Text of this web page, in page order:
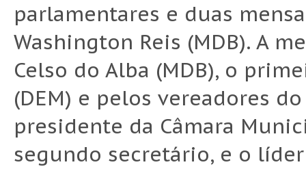
parlamentares e duas
Washington Reis (MDB). A
Celso do Alba (MDB), o
(DEM) e pelos vereadores
presidente da Câmara
segundo secretário, e o